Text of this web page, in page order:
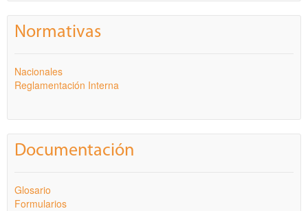
Normativas
Nacionales
Reglamentación Interna
Documentación
Glosario
Formularios